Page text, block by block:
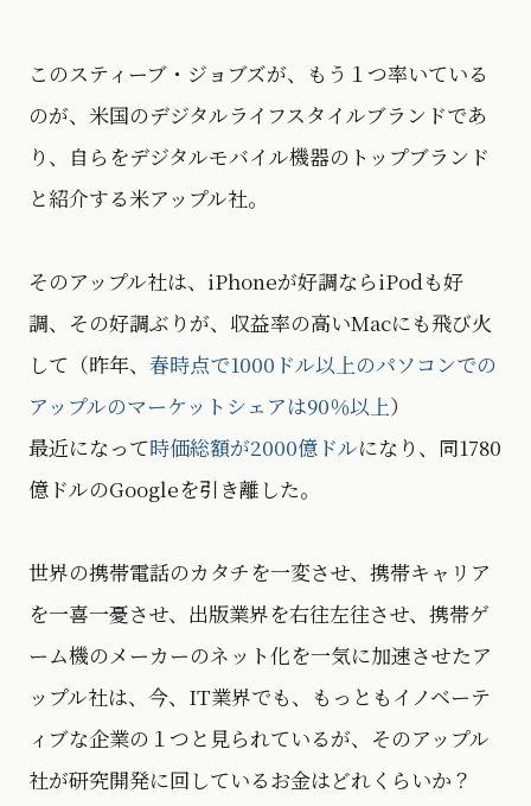
このスティーブ・ジョブズが、もう１つ率いている
のが、米国のデジタルライフスタイルブランドであ
り、自らをデジタルモバイル機器のトップブランド
と紹介する米アップル社。
そのアップル社は、iPhoneが好調ならiPodも好
調、その好調ぶりが、収益率の高いMacにも飛び火
して（昨年、 春時点で1000ドル以上のパソコンでの
アップルのマーケットシェアは90％以上）
最近になって時価総額が2000億ドルになり、同1780
億ドルのGoogleを引き離した。
世界の携帯電話のカタチを一変させ、携帯キャリア
を一喜一憂させ、出版業界を右往左往させ、携帯ゲ
ーム機のメーカーのネット化を一気に加速させたア
ップル社は、今、IT業界でも、もっともイノベーテ
ィブな企業の１つと見られているが、そのアップル
社が研究開発に回しているお金はどれくらいか？